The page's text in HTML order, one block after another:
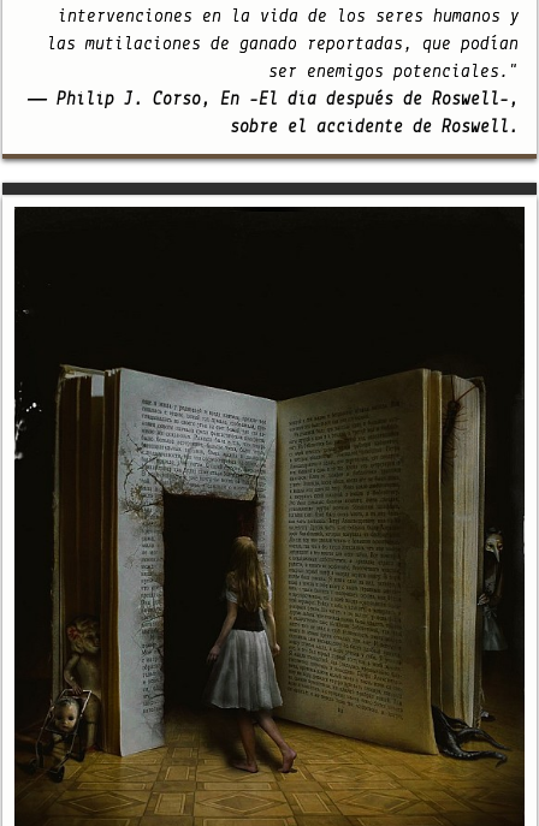
intervenciones en la vida de los seres humanos y
las mutilaciones de ganado reportadas, que podían
ser enemigos potenciales."
— Philip J. Corso, En -El día después de Roswell-,
sobre el accidente de Roswell.